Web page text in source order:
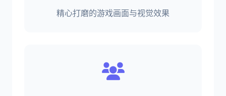
精心打磨的游戏画面与视觉效果